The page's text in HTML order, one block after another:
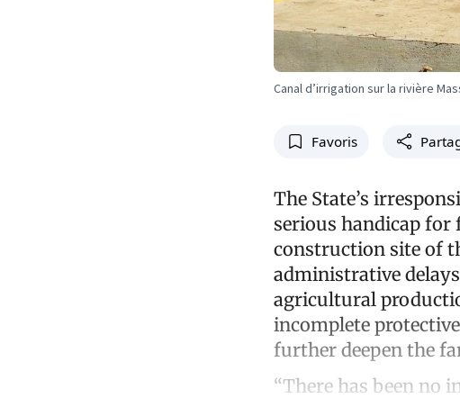
Canal d’irrigation sur la rivière
Favoris
The State’s
serious handicap
construction site of
administrative
agricultural
incomplete
further deepen the
“There has been no